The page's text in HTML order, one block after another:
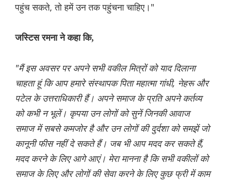
पहुंच सकते, तो हमें उन तक पहुंचना चाहिए।"
जस्टिस रमना ने कहा कि,
"मैं इस अवसर पर अपने सभी वकील मित्रों को याद दिलाना
चाहता हूं कि आप हमारे संस्थापक पिता महात्मा गांधी, नेहरू और
पटेल के उत्तराधिकारी हैं। अपने समाज के प्रति अपने कर्तव्य
को कभी न भूलें। कृपया उन लोगों को सुनें जिनकी आवाज
समाज में सबसे कमजोर है और उन लोगों की दुर्दशा को समझें जो
कानूनी फीस नहीं दे सकते हैं। जब भी आप मदद कर सकते हैं,
मदद करने के लिए आगे आएं। मेरा मानना है कि सभी वकीलों को
समाज के लिए और लोगों की सेवा करने के लिए कुछ फ्री में काम